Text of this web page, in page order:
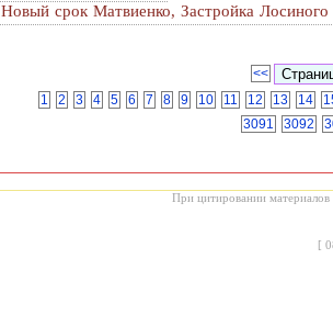
Новый срок Матвиенко, Застройка
<<
1
2 3 4 5 6 7 8 9 10 11 12 13 14
3091
3092
При цитировании материалов
[